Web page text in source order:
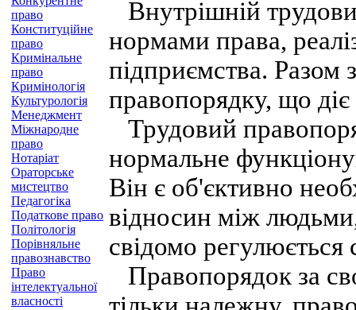
право
Конституційне
право
Кримінальне
право
Кримінологія
Культурологія
Менеджмент
Міжнародне
право
Нотаріат
Ораторське
мистецтво
Педагогіка
Податкове право
Політологія
Порівняльне
правознавство
Право
інтелектуальної
власності
Внутрішній
нормами права,
підприємства. Разом
правопорядку, що діє
Трудовий
нормальне
Він є об'єктивно
відносин між
свідомо регулюється
Правопорядок за